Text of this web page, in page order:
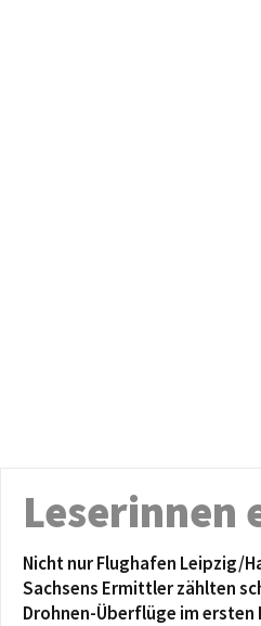
Leserinnen
Nicht nur Flughafen Leipzig/
Sachsens Ermittler zählten
Drohnen-Überflüge im ersten